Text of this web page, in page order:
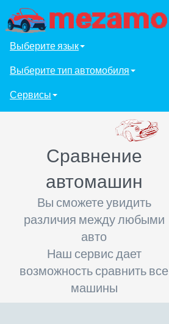
Выберите язык
Выберите тип автомобиля
Сервисы
Сравнение
автомашин
Вы сможете увидить
различия между любыми
авто
Наш сервис дает
возможность сравнить все
машины